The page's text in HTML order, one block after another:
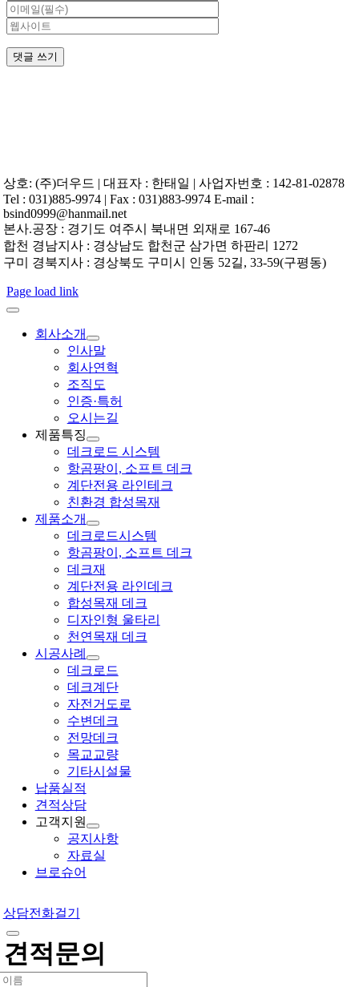
상호: (주)더우드 | 대표자 : 한태일 | 사업자번호 : 142-81-02878
Tel : 031)885-9974 | Fax : 031)883-9974 E-mail :
bsind0999@hanmail.net
본사.공장 : 경기도 여주시 북내면 외재로 167-46
합천 경남지사 : 경상남도 합천군 삼가면 하판리 1272
구미 경북지사 : 경상북도 구미시 인동 52길, 33-59(구평동)
Page load link
회사소개
인사말
회사연혁
조직도
인증·특허
오시는길
제품특징
데크로드 시스템
항곰팡이, 소프트 데크
계단전용 라인테크
친환경 합성목재
제품소개
데크로드시스템
항곰팡이, 소프트 데크
데크재
계단전용 라인데크
합성목재 데크
디자인형 울타리
천연목재 데크
시공사례
데크로드
데크계단
자전거도로
수변데크
전망데크
목교교량
기타시설물
납품실적
견적상담
고객지원
공지사항
자료실
브로슈어
상담전화걸기
견적문의